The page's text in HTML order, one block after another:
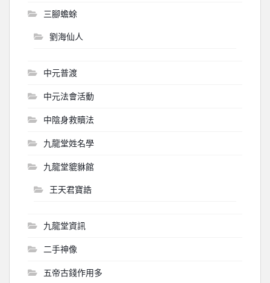
三腳蟾蜍
劉海仙人
中元普渡
中元法會活動
中陰身救贖法
九龍堂姓名學
九龍堂貔貅館
王天君寶誥
九龍堂資訊
二手神像
五帝古錢作用多